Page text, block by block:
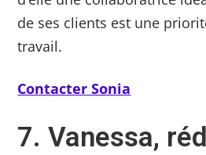
de ses clients est une
travail.
Contacter Sonia
7. Vanessa,